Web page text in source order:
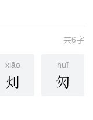
共6字
xiāo
灲
huī
灳